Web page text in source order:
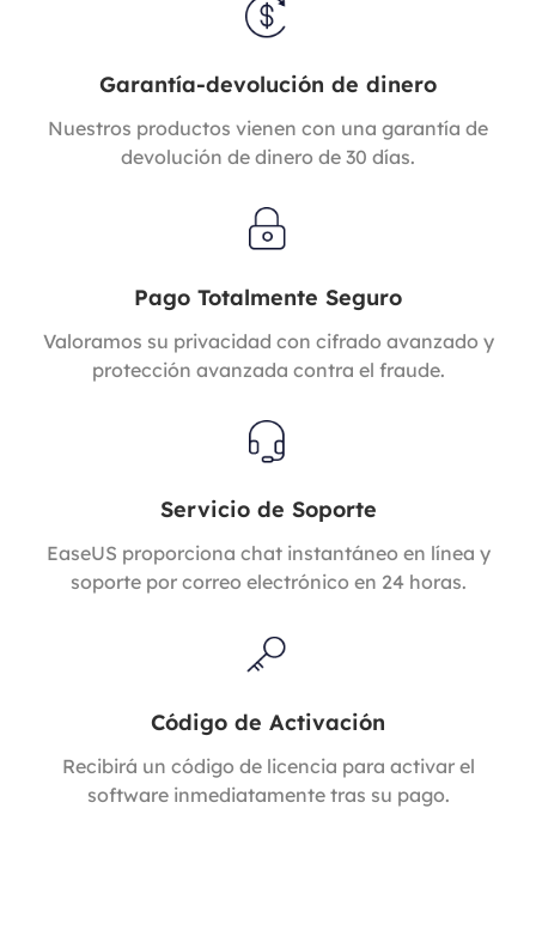
Garantía-devolución de dinero
Nuestros productos vienen con una garantía de
devolución de dinero de 30 días.
Pago Totalmente Seguro
Valoramos su privacidad con cifrado avanzado y
protección avanzada contra el fraude.
Servicio de Soporte
EaseUS proporciona chat instantáneo en línea y
soporte por correo electrónico en 24 horas.
Código de Activación
Recibirá un código de licencia para activar el
software inmediatamente tras su pago.